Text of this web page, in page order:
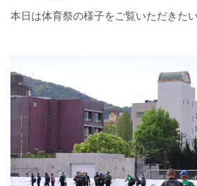
本日は体育祭の様子をご覧いただきたい